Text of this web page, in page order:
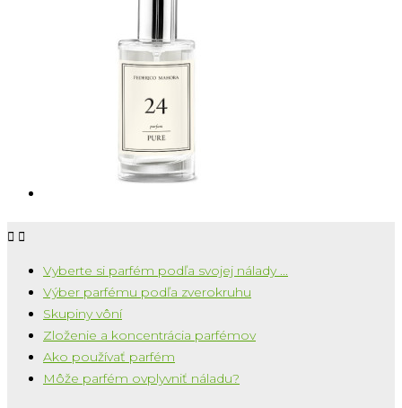
 
Vyberte si parfém podľa svojej nálady ...
Výber parfému podľa zverokruhu
Skupiny vôní
Zloženie a koncentrácia parfémov
Ako používať parfém
Môže parfém ovplyvniť náladu?